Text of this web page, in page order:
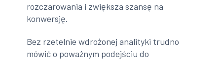
rozczarowania i zwiększa szansę na
konwersję.
Bez rzetelnie wdrożonej analityki trudno
mówić o poważnym podejściu do